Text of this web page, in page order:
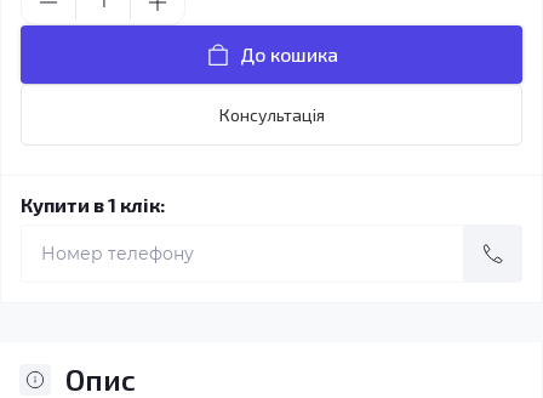
До кошика
Консультація
Купити в 1 клік:
Опис